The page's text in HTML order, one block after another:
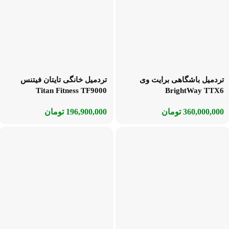
تردمیل باشگاهی برایت وی
BrightWay TTX6
360,000,000 تومان
تردمیل خانگی تایتان فیتنس
Titan Fitness TF9000
196,900,000 تومان